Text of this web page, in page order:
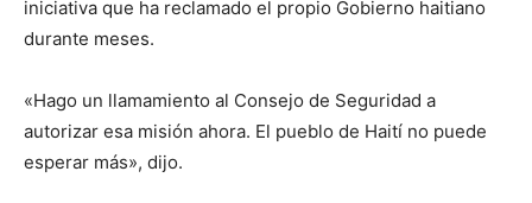
iniciativa que ha reclamado el propio Gobierno haitiano
durante meses.
«Hago un llamamiento al Consejo de Seguridad a
autorizar esa misión ahora. El pueblo de Haití no puede
esperar más», dijo.